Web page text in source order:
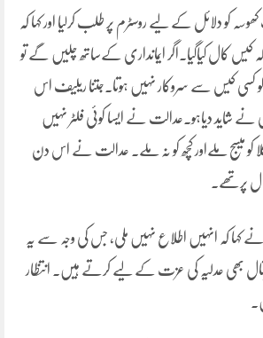
کو دلائل کے لیے روسٹرم پر طلب کرلیا اور کہا کہ
کال کیاگیا۔اگر ایمانداری کےساتھ چلیں گے تو
کیس سے سروکار نہیں ہوتا۔جتنا ریلیف اس
شاید دیاہو۔عدالت نے ایسا کوئی فلٹر نہیں
کو میسج ملےاور کچھ کو نہ ملے۔ عدالت نے اس دن
پرتھے۔
کہا کہ انہیں اطلاع نہیں ملی، جس کی وجہ سے یہ
بھی عدلیہ کی عزت کے لیے کرتے ہیں۔ انتظار